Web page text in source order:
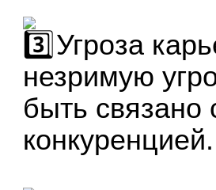
Угроза
незримую
быть
конкуренцией.